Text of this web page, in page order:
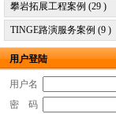
攀岩拓展工程案例 (29 )
TINGE路演服务案例 (9 )
用户登陆
用户名
密 码